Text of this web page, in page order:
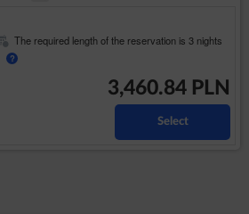
The required length of the reservation is 3 nights
?
3,460.84 PLN
Select